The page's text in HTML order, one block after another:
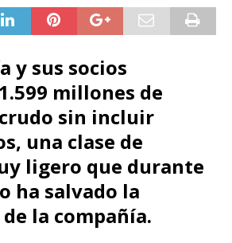
y sus socios
millones de
sin incluir
una clase de
ligero que durante
ha salvado la
la compañía.